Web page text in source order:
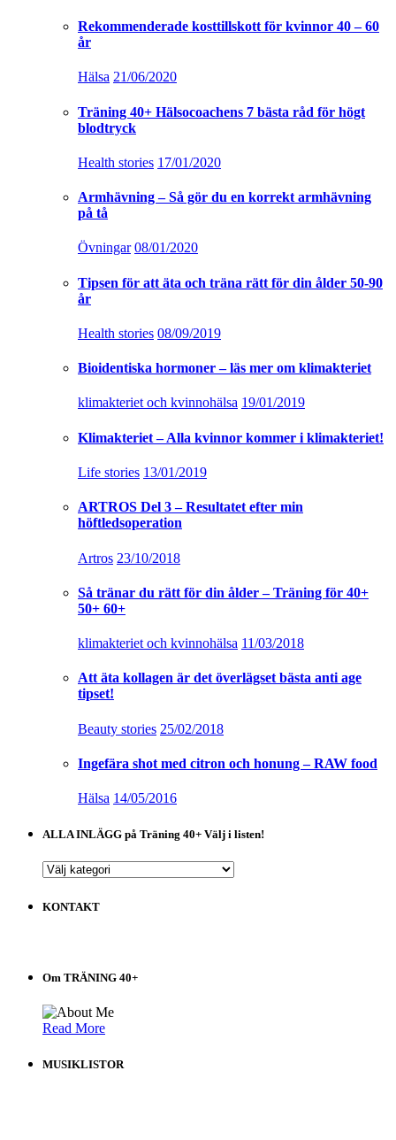
Rekommenderade kosttillskott för kvinnor 40 – 60
år
Hälsa 21/06/2020
Träning 40+ Hälsocoachens 7 bästa råd för högt
blodtryck
Health stories 17/01/2020
Armhävning – Så gör du en korrekt armhävning
på tå
Övningar 08/01/2020
Tipsen för att äta och träna rätt för din ålder 50-90
år
Health stories 08/09/2019
Bioidentiska hormoner – läs mer om klimakteriet
klimakteriet och kvinnohälsa 19/01/2019
Klimakteriet – Alla kvinnor kommer i klimakteriet!
Life stories 13/01/2019
ARTROS Del 3 – Resultatet efter min
höftledsoperation
Artros 23/10/2018
Så tränar du rätt för din ålder – Träning för 40+
50+ 60+
klimakteriet och kvinnohälsa 11/03/2018
Att äta kollagen är det överlägset bästa anti age
tipset!
Beauty stories 25/02/2018
Ingefära shot med citron och honung – RAW food
Hälsa 14/05/2016
ALLA INLÄGG på Träning 40+ Välj i listen!
ALLA
på
listen!
KONTAKT
Om TRÄNING 40+
Read More
MUSIKLISTOR